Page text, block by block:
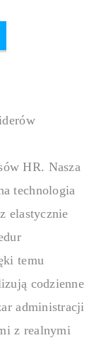
HR. Nasza
technologia
elastycznie
temu
codzienne
administracji
z realnymi